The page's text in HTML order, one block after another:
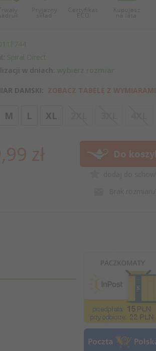
w dniach: wybierz rozmiar
Spiral Direct
DAMSKI: ZOBACZ TABELĘ Z WYMIARAMI
M L XL
99 zł Do